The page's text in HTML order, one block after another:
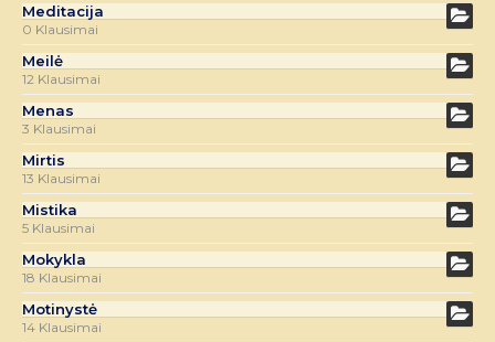
Meditacija
0 Klausimai
Meilė
12 Klausimai
Menas
3 Klausimai
Mirtis
13 Klausimai
Mistika
5 Klausimai
Mokykla
18 Klausimai
Motinystė
14 Klausimai